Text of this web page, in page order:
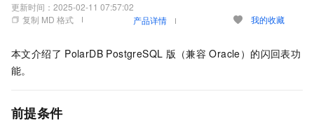
更新时间： 2025-02-11 07:57:02
复制 MD 格式
产品详情 我的收藏
本文介绍了 PolarDB PostgreSQL 版（兼容 Oracle） 的闪回表功
能。
前提条件